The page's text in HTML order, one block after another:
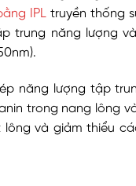
IPL
truyền thống
trung năng lượng
năng lượng tập
trong nang lông
và giảm thiểu